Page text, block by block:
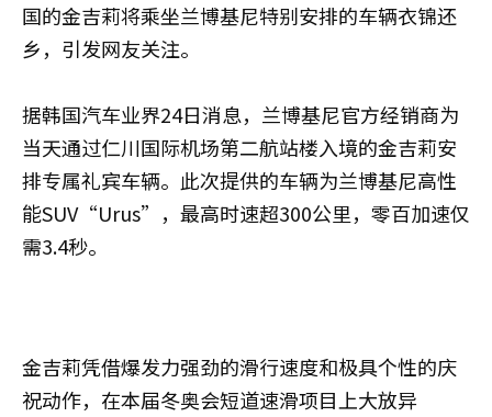
国的金吉莉将乘坐兰博基尼特别安排的车辆衣锦还
乡，引发网友关注。
据韩国汽车业界24日消息，兰博基尼官方经销商为
当天通过仁川国际机场第二航站楼入境的金吉莉安
排专属礼宾车辆。此次提供的车辆为兰博基尼高性
能SUV“Urus”，最高时速超300公里，零百加速仅
需3.4秒。
金吉莉凭借爆发力强劲的滑行速度和极具个性的庆
祝动作，在本届冬奥会短道速滑项目上大放异